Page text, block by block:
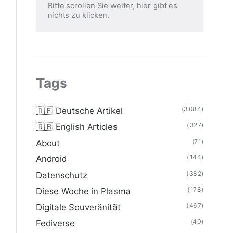
Bitte scrollen Sie weiter, hier gibt es
nichts zu klicken.
Tags
🇩🇪 Deutsche Artikel (3084)
🇬🇧 English Articles (327)
About (71)
Android (144)
Datenschutz (382)
Diese Woche in Plasma (178)
Digitale Souveränität (467)
Fediverse (40)